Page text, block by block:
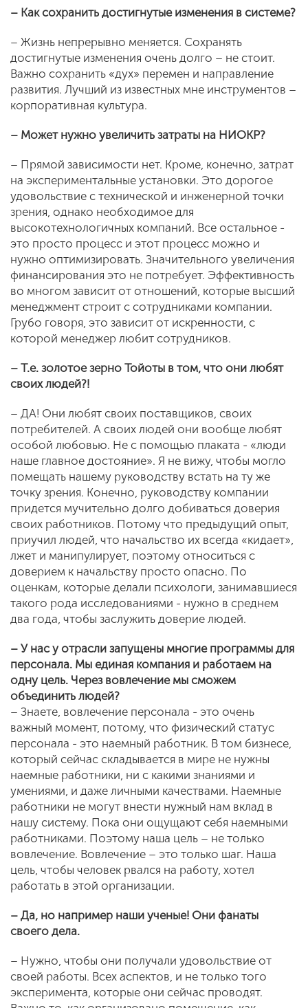
– Как сохранить достигнутые изменения в системе?
– Жизнь непрерывно меняется. Сохранять
достигнутые изменения очень долго – не стоит.
Важно сохранить «дух» перемен и направление
развития. Лучший из известных мне инструментов –
корпоративная культура.
– Может нужно увеличить затраты на НИОКР?
– Прямой зависимости нет. Кроме, конечно, затрат
на экспериментальные установки. Это дорогое
удовольствие с технической и инженерной точки
зрения, однако необходимое для
высокотехнологичных компаний. Все остальное -
это просто процесс и этот процесс можно и
нужно оптимизировать. Значительного увеличения
финансирования это не потребует. Эффективность
во многом зависит от отношений, которые высший
менеджмент строит с сотрудниками компании.
Грубо говоря, это зависит от искренности, с
которой менеджер любит сотрудников.
– Т.е. золотое зерно Тойоты в том, что они любят
своих людей?!
– ДА! Они любят своих поставщиков, своих
потребителей. А своих людей они вообще любят
особой любовью. Не с помощью плаката - «люди
наше главное достояние». Я не вижу, чтобы могло
помещать нашему руководству встать на ту же
точку зрения. Конечно, руководству компании
придется мучительно долго добиваться доверия
своих работников. Потому что предыдущий опыт,
приучил людей, что начальство их всегда «кидает»,
лжет и манипулирует, поэтому относиться с
доверием к начальству просто опасно. По
оценкам, которые делали психологи, занимавшиеся
такого рода исследованиями - нужно в среднем
два года, чтобы заслужить доверие людей.
– У нас у отрасли запущены многие программы для
персонала. Мы единая компания и работаем на
одну цель. Через вовлечение мы сможем
объединить людей?
– Знаете, вовлечение персонала - это очень
важный момент, потому, что физический статус
персонала - это наемный работник. В том бизнесе,
который сейчас складывается в мире не нужны
наемные работники, ни с какими знаниями и
умениями, и даже личными качествами. Наемные
работники не могут внести нужный нам вклад в
нашу систему. Пока они ощущают себя наемными
работниками. Поэтому наша цель – не только
вовлечение. Вовлечение – это только шаг. Наша
цель, чтобы человек рвался на работу, хотел
работать в этой организации.
– Да, но например наши ученые! Они фанаты
своего дела.
– Нужно, чтобы они получали удовольствие от
своей работы. Всех аспектов, и не только того
эксперимента, которые они сейчас проводят.